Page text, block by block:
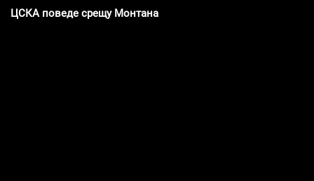
ЦСКА поведе срещу Монтана